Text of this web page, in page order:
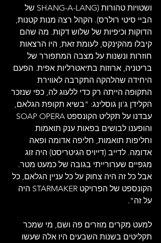
ושטויות טהורות (SHANG-A-LANG של
הביי סיטי רולרס). הקהל רצה מנות קטנות,
הדוקות וכיפיות של שלוש דקות. מה שהם
קיבלו מהקינקס, לעומת זאת, היו הרצאות
חוזרות ונשנות על מצבה המתפורר של
בריטניה, ארוזות בתיאטרליות אפית. הפעם
היחידה שהלהקה התקרבה לאווירת
התקופה הייתה רק כדי ללעוג לה, כפי שנזכר
הקלידן ג'ון גוסלינג: "בשיא תקופת הגלאם,
והופענו לבושים בפאות ענק תואמות
וחליפות תואמות, חליפה אדומה ופאה
אדומה. לדייב (דייויס הגיטריסט) היה זוג
מגפיים שערורייתי בגובה של כמעט מטר.
אבל כל זה היה צחוק על כל עניין הגלאם, כל
הקונספט של הפרויקט STARMAKER היה
על זה".
למעט מקרים מוזרים פה ושם, מי שמכר
תקליטים בשנות השבעים היו אלה שעשו